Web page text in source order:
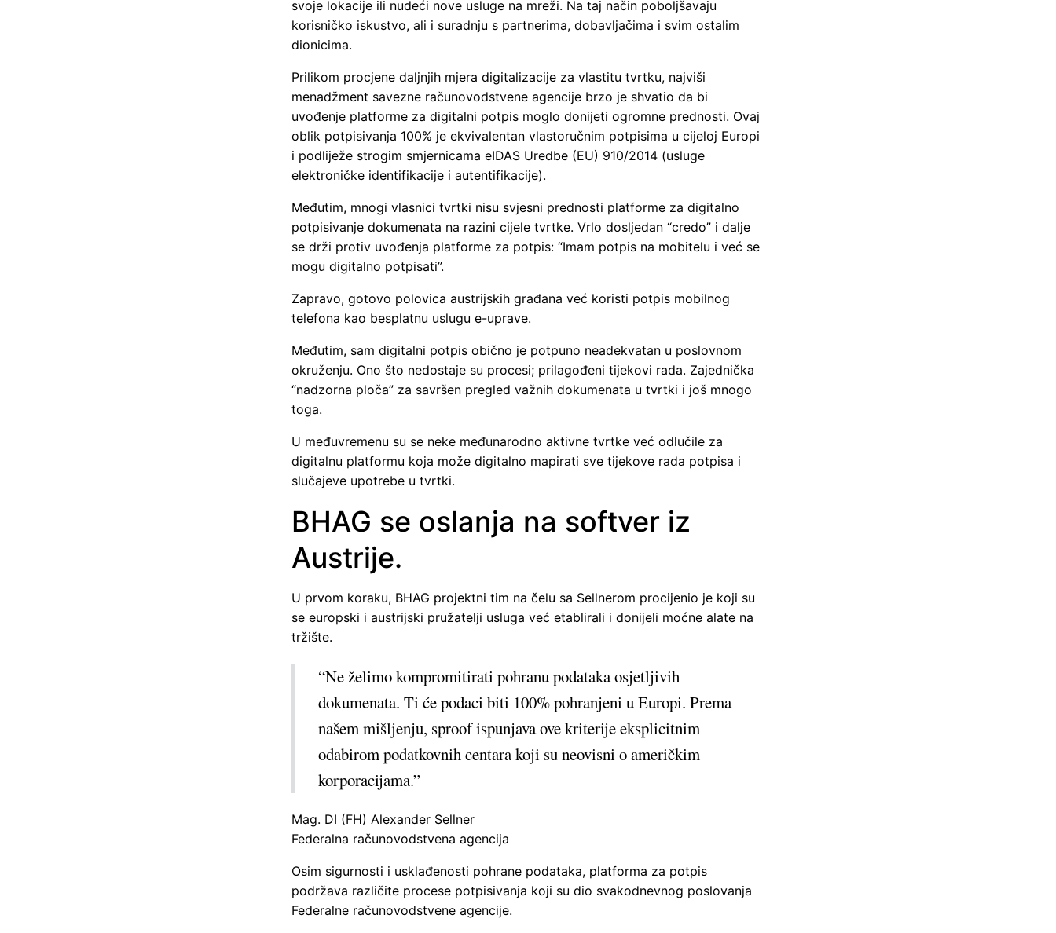
svoje lokacije ili nudeći nove usluge na mreži. Na taj način poboljšavaju
korisničko iskustvo, ali i suradnju s partnerima, dobavljačima i svim ostalim
dionicima.
Prilikom procjene daljnjih mjera digitalizacije za vlastitu tvrtku, najviši
menadžment savezne računovodstvene agencije brzo je shvatio da bi
uvođenje platforme za digitalni potpis moglo donijeti ogromne prednosti. Ovaj
oblik potpisivanja 100% je ekvivalentan vlastoručnim potpisima u cijeloj Europi
i podliježe strogim smjernicama eIDAS Uredbe (EU) 910/2014 (usluge
elektroničke identifikacije i autentifikacije).
Međutim, mnogi vlasnici tvrtki nisu svjesni prednosti platforme za digitalno
potpisivanje dokumenata na razini cijele tvrtke. Vrlo dosljedan “credo” i dalje
se drži protiv uvođenja platforme za potpis: “Imam potpis na mobitelu i već se
mogu digitalno potpisati”.
Zapravo, gotovo polovica austrijskih građana već koristi potpis mobilnog
telefona kao besplatnu uslugu e-uprave.
Međutim, sam digitalni potpis obično je potpuno neadekvatan u poslovnom
okruženju. Ono što nedostaje su procesi; prilagođeni tijekovi rada. Zajednička
“nadzorna ploča” za savršen pregled važnih dokumenata u tvrtki i još mnogo
toga.
U međuvremenu su se neke međunarodno aktivne tvrtke već odlučile za
digitalnu platformu koja može digitalno mapirati sve tijekove rada potpisa i
slučajeve upotrebe u tvrtki.
BHAG se oslanja na softver iz
Austrije.
U prvom koraku, BHAG projektni tim na čelu sa Sellnerom procijenio je koji su
se europski i austrijski pružatelji usluga već etablirali i donijeli moćne alate na
tržište.
“Ne želimo kompromitirati pohranu podataka osjetljivih
dokumenata. Ti će podaci biti 100% pohranjeni u Europi. Prema
našem mišljenju, sproof ispunjava ove kriterije eksplicitnim
odabirom podatkovnih centara koji su neovisni o američkim
korporacijama.”
Mag. DI (FH) Alexander Sellner
Federalna računovodstvena agencija
Osim sigurnosti i usklađenosti pohrane podataka, platforma za potpis
podržava različite procese potpisivanja koji su dio svakodnevnog poslovanja
Federalne računovodstvene agencije.